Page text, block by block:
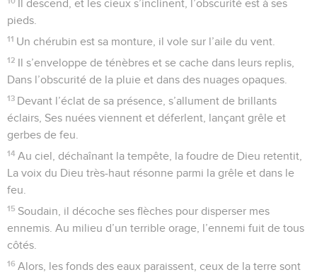
11 Ils me poursuivent ; à chaque pas, ils se rapprochent et les
voilà : Leurs yeux me fixent car ils voudraient me terrasser.
12 Ils sont semblables à un lion, la gueule ouverte, prêt à
tuer. Ou à des fauves en embuscade dans leur fourré.
13 Oh ! Viens, Seigneur, affronte-les ! Courbe leur nuque, et,
par ton glaive, délivre-moi ! Sauve mon âme de ces
méchants !
14 Par ta puissance, ô, mon Seigneur, protège-moi contre ces
hommes ! Ils sont esclaves de cette vie, les joies du monde,
voilà leur part, Car tu les combles de tous tes biens. Ils s’en
repaissent, eux et leurs fils, Et ils les laissent aux
descendants.
Moi, par ta grâce, justifié, je vois ta face ; À mon réveil, de
ton visage, à satiété, je jouirai.